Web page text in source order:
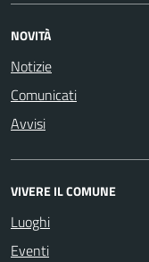
NOVITÀ
Notizie
Comunicati
Avvisi
VIVERE IL COMUNE
Luoghi
Eventi